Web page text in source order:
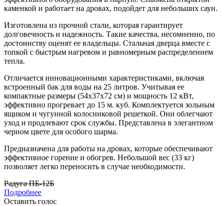
каменкой и работает на дровах, подойдет для небольших саун.
Изготовлена из прочной стали, которая гарантирует
долговечность и надежность. Такие качества, несомненно, по
достоинству оценят ее владельцы. Стальная дверца вместе с
топкой с быстрым нагревом и равномерным распределением
тепла.
Отличается инновационными характеристиками, включая
встроенный бак для воды на 25 литров. Учитывая ее
компактные размеры (54х37х72 см) и мощность 12 кВт,
эффективно прогревает до 15 м. куб. Комплектуется зольным
ящиком и чугунной колосниковой решеткой. Они облегчают
уход и продлевают срок службы. Представлена в элегантном
черном цвете для особого шарма.
Предназначена для работы на дровах, которые обеспечивают
эффективное горение и обогрев. Небольшой вес (33 кг)
позволяет легко переносить в случае необходимости.
Радуга ПБ-12Б
Подробнее
Оставить голос